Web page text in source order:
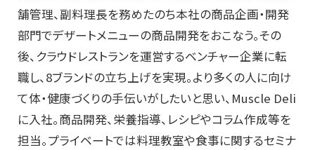
舗管理、副料理長を務めたのち本社の商品企画・開発
部門でデザートメニューの商品開発をおこなう。その
後、クラウドレストランを運営するベンチャー企業に転
職し、8ブランドの立ち上げを実現。より多くの人に向け
て体・健康づくりの手伝いがしたいと思い、Muscle Deli
に入社。商品開発、栄養指導、レシピやコラム作成等を
担当。プライベートでは料理教室や食事に関するセミナ